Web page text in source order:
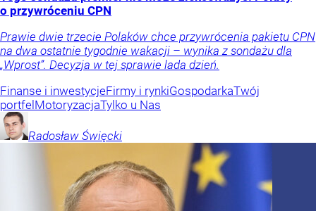
o przywróceniu CPN
Prawie dwie trzecie Polaków chce przywrócenia pakietu CPN
na dwa ostatnie tygodnie wakacji – wynika z sondażu dla
„Wprost”. Decyzja w tej sprawie lada dzień.
Finanse i inwestycjeFirmy i rynkiGospodarkaTwój
portfel MotoryzacjaTylko u Nas
Radosław Święcki